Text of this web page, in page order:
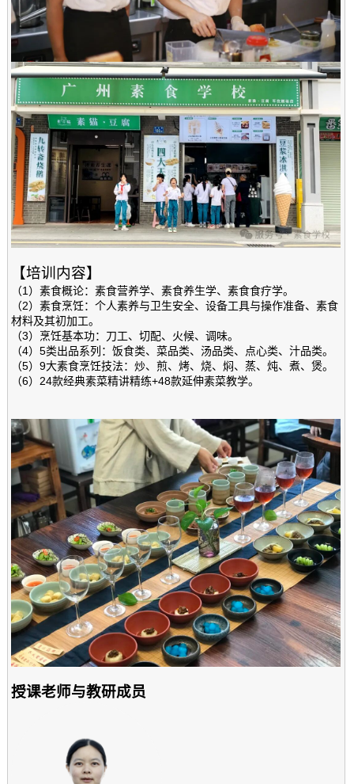
【培训内容】
（1）素食概论：素食营养学、素食养生学、素食食疗学。
（2）素食烹饪：个人素养与卫生安全、设备工具与操作准备、素食
材料及其初加工。
（3）烹饪基本功：刀工、切配、火候、调味。
（4）5类出品系列：饭食类、菜品类、汤品类、点心类、汁品类。
（5）9大素食烹饪技法：炒、煎、烤、烧、焖、蒸、炖、煮、煲。
（6）24款经典素菜精讲精练+48款延伸素菜教学。
授课老师与教研成员